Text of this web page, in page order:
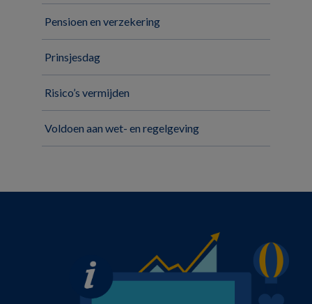
Pensioen en verzekering
Prinsjesdag
Risico’s vermijden
Voldoen aan wet- en regelgeving